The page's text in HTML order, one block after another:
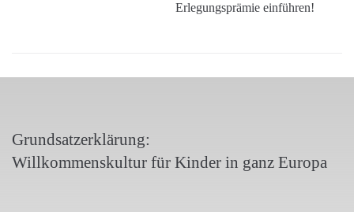
Erlegungsprämie einführen!
Grundsatzerklärung:
Willkommenskultur für Kinder in ganz Europa